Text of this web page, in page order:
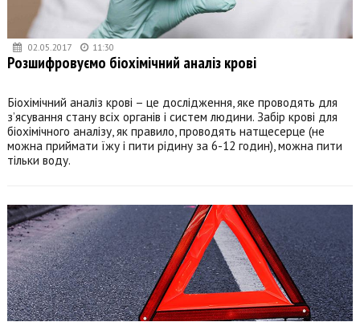
02.05.2017 11:30
Розшифровуємо біохімічний аналіз крові
Біохімічний аналіз крові – це дослідження, яке проводять для
з’ясування стану всіх органів і систем людини. Забір крові для
біохімічного аналізу, як правило, проводять натщесерце (не
можна приймати їжу і пити рідину за 6-12 годин), можна пити
тільки воду.